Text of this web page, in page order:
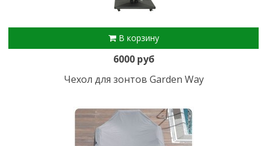
В корзину
6000 руб
Чехол для зонтов Garden Way